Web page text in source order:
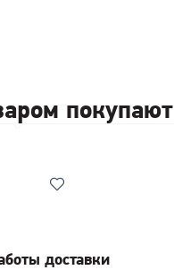
покупают
доставки